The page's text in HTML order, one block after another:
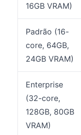
16GB VRAM)
Padrão (16-
core, 64GB,
24GB VRAM)
Enterprise
(32-core,
128GB, 80GB
VRAM)